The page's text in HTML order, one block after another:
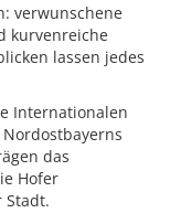
verwunschene
kurvenreiche
lassen jedes
Internationalen
das
Hofer
Stadt.